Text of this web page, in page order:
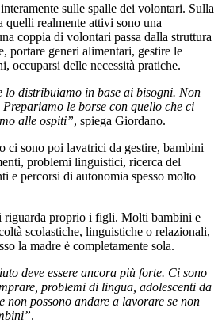
sulle spalle dei volontari. Sulla
quelli realmente attivi sono una
coppia di volontari passa dalla struttura
portare generi alimentari, gestire le
occuparsi delle necessità pratiche.
distribuiamo in base ai bisogni. Non
le borse con quello che ci
alle ospiti”, spiega Giordano.
ci sono poi lavatrici da gestire, bambini
problemi linguistici, ricerca del
e percorsi di autonomia spesso molto
proprio i figli. Molti bambini e
scolastiche, linguistiche o relazionali,
la madre è completamente sola.
deve essere ancora più forte. Ci sono
problemi di lingua, adolescenti da
non possono andare a lavorare se non
.